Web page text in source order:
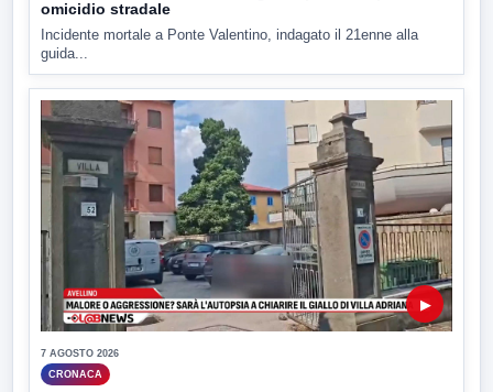
omicidio stradale
Incidente mortale a Ponte Valentino, indagato il 21enne alla
guida...
▶
7 AGOSTO 2026
CRONACA